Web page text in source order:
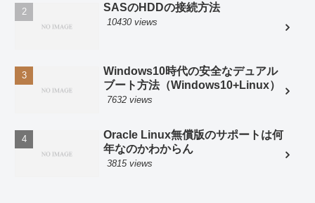
SASのHDDの接続方法
10430 views
Windows10時代の安全なデュアル
ブート方法（Windows10+Linux）
7632 views
Oracle Linux無償版のサポートは何
年なのかわからん
3815 views